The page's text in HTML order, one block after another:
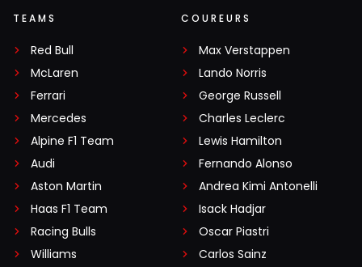
TEAMS
Red Bull
McLaren
Ferrari
Mercedes
Alpine F1 Team
Audi
Aston Martin
Haas F1 Team
Racing Bulls
Williams
COUREURS
Max Verstappen
Lando Norris
George Russell
Charles Leclerc
Lewis Hamilton
Fernando Alonso
Andrea Kimi Antonelli
Isack Hadjar
Oscar Piastri
Carlos Sainz